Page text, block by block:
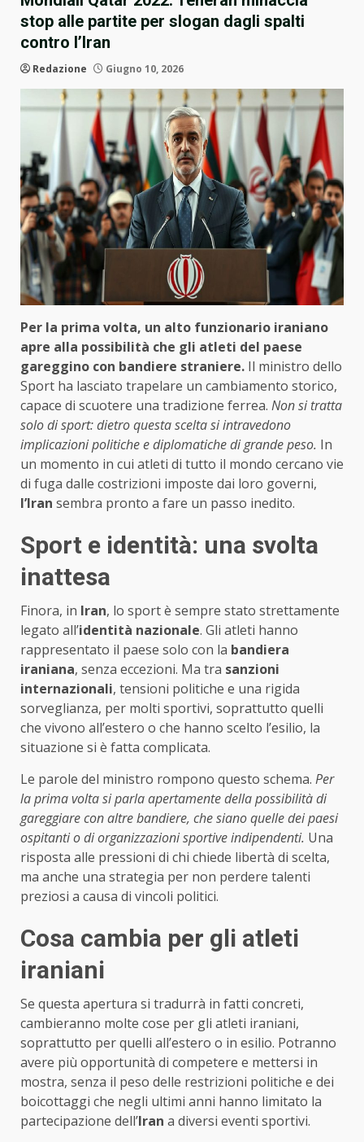
stop alle partite per slogan dagli spalti
contro l’Iran
Redazione Giugno 10, 2026
Per la prima volta, un alto funzionario iraniano
apre alla possibilità che gli atleti del paese
gareggino con bandiere straniere. Il ministro dello
Sport ha lasciato trapelare un cambiamento storico,
capace di scuotere una tradizione ferrea. Non si tratta
solo di sport: dietro questa scelta si intravedono
implicazioni politiche e diplomatiche di grande peso. In
un momento in cui atleti di tutto il mondo cercano vie
di fuga dalle costrizioni imposte dai loro governi,
l’Iran sembra pronto a fare un passo inedito.
Sport e identità: una svolta
inattesa
Finora, in Iran, lo sport è sempre stato strettamente
legato all’identità nazionale. Gli atleti hanno
rappresentato il paese solo con la bandiera
iraniana, senza eccezioni. Ma tra sanzioni
internazionali, tensioni politiche e una rigida
sorveglianza, per molti sportivi, soprattutto quelli
che vivono all’estero o che hanno scelto l’esilio, la
situazione si è fatta complicata.
Le parole del ministro rompono questo schema. Per
la prima volta si parla apertamente della possibilità di
gareggiare con altre bandiere, che siano quelle dei paesi
ospitanti o di organizzazioni sportive indipendenti. Una
risposta alle pressioni di chi chiede libertà di scelta,
ma anche una strategia per non perdere talenti
preziosi a causa di vincoli politici.
Cosa cambia per gli atleti
iraniani
Se questa apertura si tradurrà in fatti concreti,
cambieranno molte cose per gli atleti iraniani,
soprattutto per quelli all’estero o in esilio. Potranno
avere più opportunità di competere e mettersi in
mostra, senza il peso delle restrizioni politiche e dei
boicottaggi che negli ultimi anni hanno limitato la
partecipazione dell’Iran a diversi eventi sportivi.